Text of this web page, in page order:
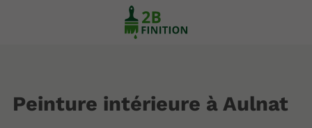
Peinture intérieure à Aulnat